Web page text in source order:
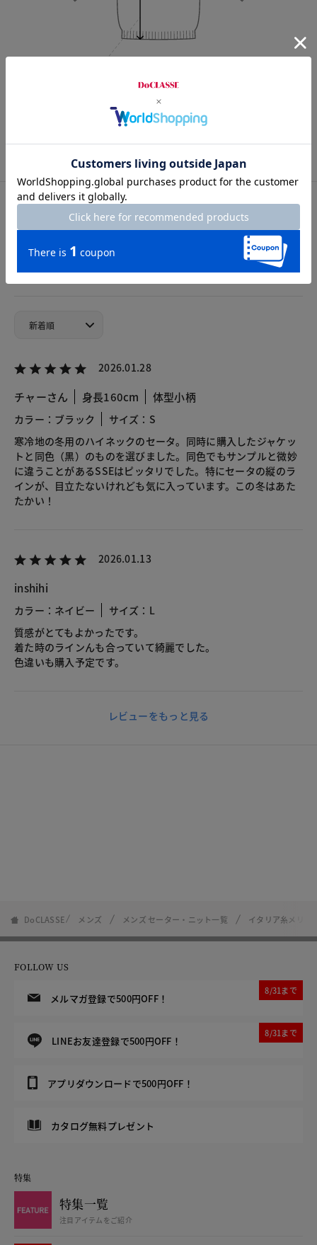
M XL
カスタマーレビュー
5.0 3レビュー
2026.01.28
チャーさん 身長160cm 体型小柄
カラー：ブラック
サイズ：S
寒冷地の冬用のハイネックのセータ。同時に購入したジャケッ
トと同色（黒）のものを選びました。同色でもサンプルと微妙
に違うことがあるSSEはピッタリでした。特にセータの縦のラ
インが、目立たないけれども気に入っています。この冬はあた
たかい！
2026.01.13
inshihi
カラー：ネイビー
サイズ：L
質感がとてもよかったです。
着た時のラインんも合っていて綺麗でした。
色違いも購入予定です。
レビューをもっと見る
DoCLASSE メンズ メンズ セーター・ニット一覧 イタリア糸メリノ
FOLLOW US
メルマガ登録で500円OFF！
8/31まで
LINEお友達登録で500円OFF！
8/31まで
アプリダウンロードで500円OFF！
カタログ無料プレゼント
特集
特集一覧
注目アイテムをご紹介